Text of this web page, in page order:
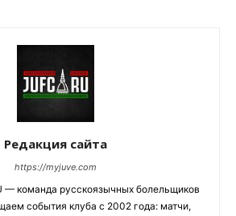
Редакция сайта
https://myjuve.com
— команда русскоязычных болельщиков
события клуба с 2002 года: матчи,